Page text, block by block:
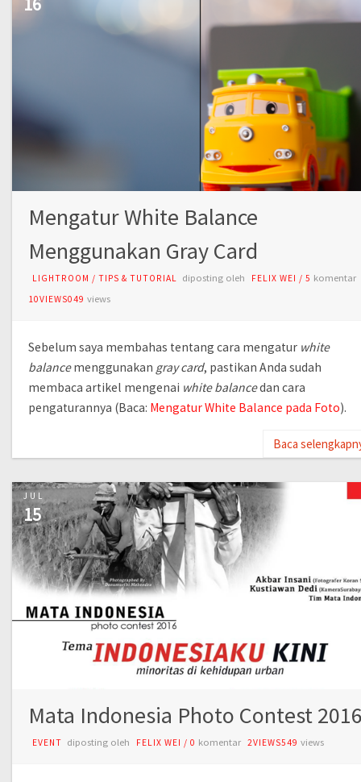
Mengatur White Balance
Menggunakan Gray Card
LIGHTROOM / TIPS & TUTORIAL diposting oleh FELIX WEI / 5 komentar
10VIEWS049 views
Sebelum saya membahas tentang cara mengatur white
balancemenggunakan gray card, pastikan Anda sudah
membaca artikel mengenai white balancedan cara
pengaturannya (Baca: Mengatur White Balance pada Foto).
Baca
JUL
15
Mata Indonesia Photo Contest
EVENT diposting oleh FELIX WEI / 0 komentar 2VIEWS549 views